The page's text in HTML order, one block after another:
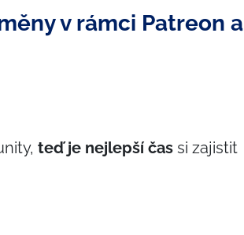
v rámci Patreon a
teď je nejlepší čas si zajistit